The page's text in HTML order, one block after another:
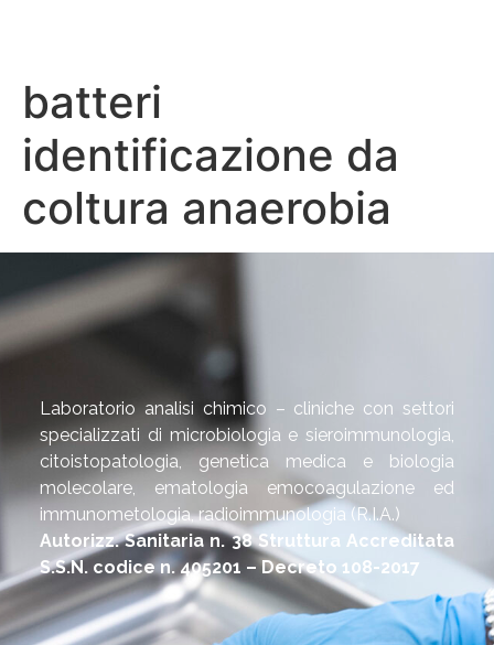
batteri
identificazione da
coltura anaerobia
Laboratorio analisi chimico – cliniche con settori
specializzati di microbiologia e sieroimmunologia,
citoistopatologia, genetica medica e biologia
molecolare, ematologia emocoagulazione ed
immunometologia, radioimmunologia (R.I.A.)
Autorizz. Sanitaria n. 38 Struttura Accreditata
S.S.N. codice n. 405201 – Decreto 108-2017